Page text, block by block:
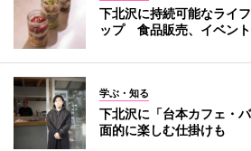
下北沢に持続可能なライ
ップ 食品販売、イベン
学ぶ・知る
下北沢に「台本カフェ・
面的に楽しむ仕掛けも